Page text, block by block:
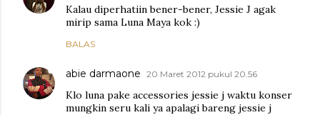
Kalau diperhatiin bener-bener, Jessie J agak
mirip sama Luna Maya kok :)
BALAS
abie darmaone 20 Maret 2012 pukul 20.56
Klo luna pake accessories jessie j waktu konser
mungkin seru kali ya apalagi bareng jessie j